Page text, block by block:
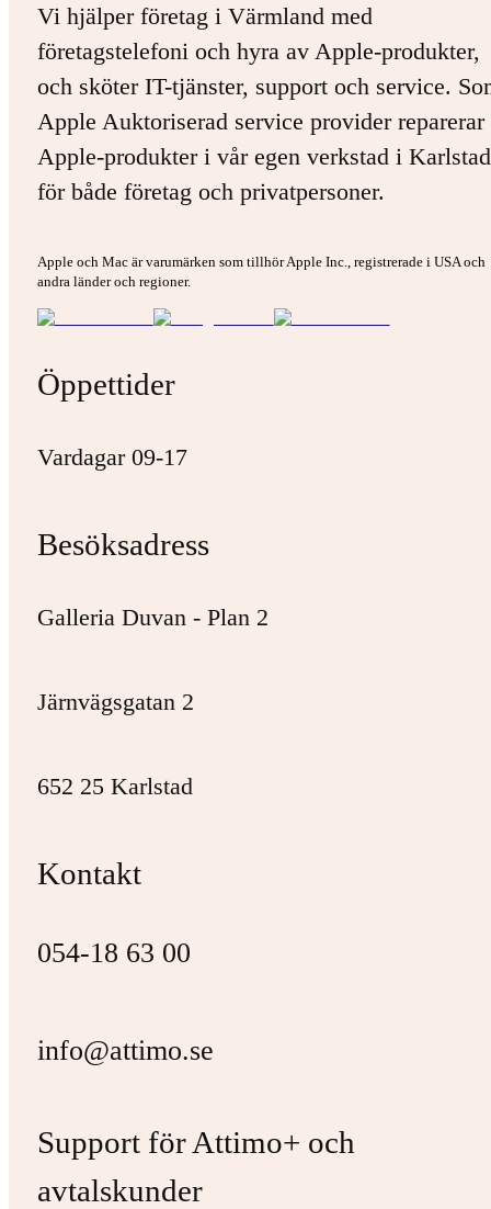
Vi hjälper företag i Värmland med
företagstelefoni och hyra av Apple-produkter,
och sköter IT-tjänster, support och service.
Apple Auktoriserad service provider
Apple-produkter i vår egen verkstad i
för både företag och privatpersoner.
Apple och Mac är varumärken som tillhör Apple Inc., registrerade i USA och
andra länder och regioner.
Öppettider
Vardagar 09-17
Besöksadress
Galleria Duvan - Plan 2
Järnvägsgatan 2
652 25 Karlstad
Kontakt
054-18 63 00
info@attimo.se
Support för Attimo+ och
avtalskunder